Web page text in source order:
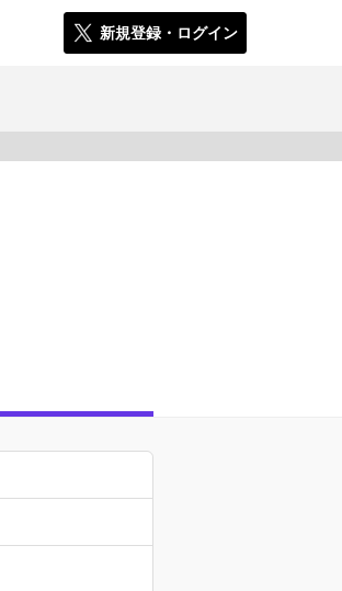
新規登録・ログイン